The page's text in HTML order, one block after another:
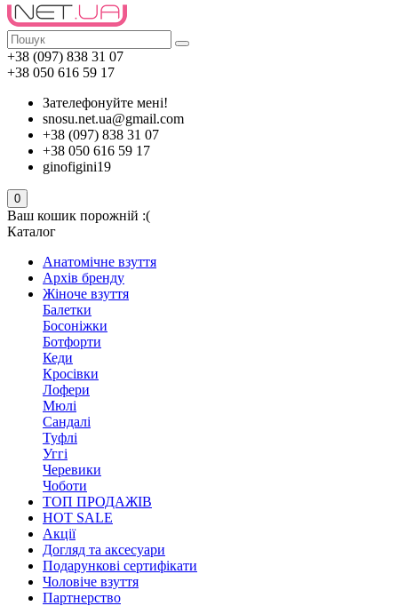
+38 (097) 838 31 07
+38 050 616 59 17
Зателефонуйте мені!
snosu.net.ua@gmail.com
+38 (097) 838 31 07
+38 050 616 59 17
ginofigini19
0
Ваш кошик порожній :(
Каталог
Анатомічне взуття
Архів бренду
Жіноче взуття
Балетки
Босоніжки
Ботфорти
Кеди
Кросівки
Лофери
Мюлі
Сандалі
Туфлі
Уггі
Черевики
Чоботи
ТОП ПРОДАЖІВ
HOT SALE
Акції
Догляд та аксесуари
Подарункові сертифікати
Чоловіче взуття
Партнерство